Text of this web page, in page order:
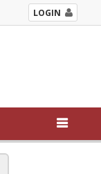
LOGIN